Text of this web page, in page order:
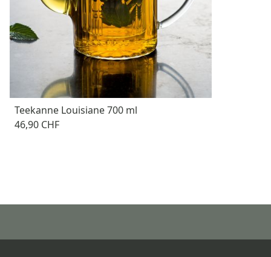
Teekanne Louisiane 700 ml
46,90 CHF